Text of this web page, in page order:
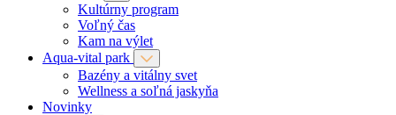
Kultúrny program
Voľný čas
Kam na výlet
Aqua-vital park
Bazény a vitálny svet
Wellness a soľná jaskyňa
Novinky